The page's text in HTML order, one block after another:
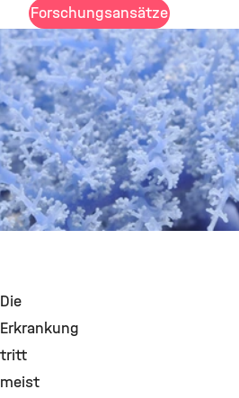
Forschungsansätze
Die
Erkrankung
tritt
meist